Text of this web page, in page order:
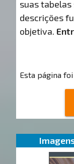
suas
descrições
objetiva.
Esta página